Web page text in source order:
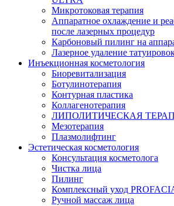
Микротоковая терапия
Аппаратное охлаждение и
после лазерных процедур
Карбоновый пилинг на
Лазерное удаление
Инъекционная косметология
Биоревитализация
Ботулинотерапия
Контурная пластика
Коллагенотерапия
ЛИПОЛИТИЧЕСКАЯ
Мезотерапия
Плазмолифтинг
Эстетическая косметология
Консультация косметолога
Чистка лица
Пилинг
Комплексный уход
Ручной массаж лица